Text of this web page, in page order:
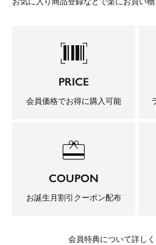
barcode_scanner
PRICE
会員価格でお得に購入可能
redeem
COUPON
お誕生月割引クーポン配布
会員特典について詳し